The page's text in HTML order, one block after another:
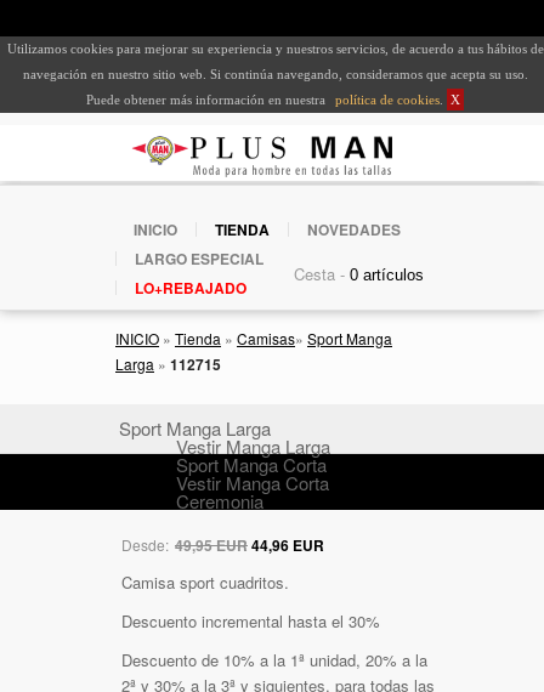
Utilizamos cookies para mejorar su experiencia y nuestros servicios, de acuerdo a tus hábitos de
navegación en nuestro sitio web. Si continúa navegando, consideramos que acepta su uso.
Puede obtener más información en nuestra
política de cookies X
INICIO TIENDA
NOVEDADES
LARGO ESPECIAL
LO+REBAJADO
Cesta -
INICIO » Tienda » Camisas» Sport Manga
Larga » 112715
Sport Manga Larga
Vestir Manga Larga
Sport Manga Corta
Vestir Manga Corta
Ceremonia
Desde: 49,95 EUR44,96 EUR
Camisa sport cuadritos.
Descuento incremental hasta el 30%
Descuento de 10% a la 1ª unidad, 20% a la
2ª y 30% a la 3ª y siguientes, para todas las